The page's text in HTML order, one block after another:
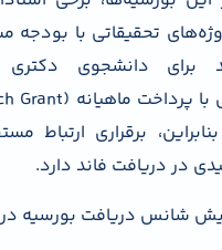
تحقیقاتی با
برای دانشجوی
برقراری ارتباط
در دریافت فاند دارد.
شانس دریافت بورسیه در